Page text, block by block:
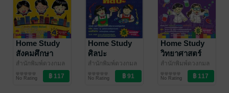
Home Study
สังคมศึกษา
สำนักพิมพ์ดวงกมล
/ ดวงกมล
บุ๊คส์ ดิสทริบิวเตอร์
การศึกษา/ตำรา
เรียน
No Rating
Home Study
ศิลปะ
สำนักพิมพ์ดวงกมล
/ ดวงกมล
บุ๊คส์ ดิสทริบิวเตอร์
การศึกษา/ตำรา
เรียน
No Rating
Home Study
วิทยาศาสตร์
สำนักพิมพ์ดวงกมล
/ ดวงกมล
บุ๊คส์ ดิสทริบิวเตอร์
การศึกษา/ตำรา
เรียน
No Rating